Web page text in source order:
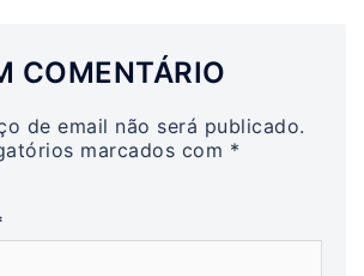
COMENTÁRIO
de email não será publicado.
marcados com *